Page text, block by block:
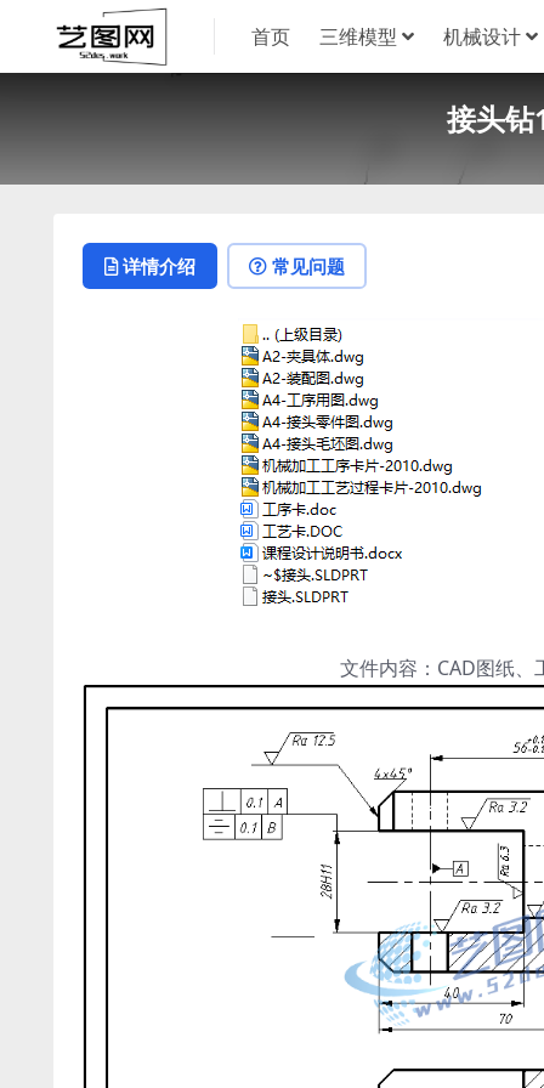
首页 三维模型 机械设计
接头
详情介绍 常见问题
文件内容：CAD图纸